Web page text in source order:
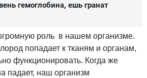
гемоглобина, ешь гранат
роль в нашем организме.
попадает к тканям и органам,
функционировать. Когда же
падает, наш организм